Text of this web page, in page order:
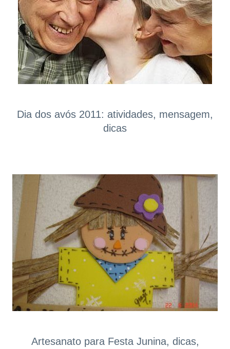
Dia dos avós 2011: atividades, mensagem,
dicas
Artesanato para Festa Junina, dicas,